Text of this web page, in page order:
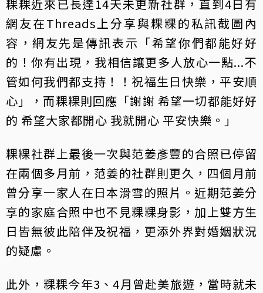
粿粿近來已長達14天未更新社群，直到4日有
網友在Threads上分享與粿粿的私訊截圖內
容，網友先是傳訊表示「希望你們都能好好
的！你有出現，我相信讓更多人放心一點...不
管如何我們都支持！！祝福生日快樂，平安順
心」，而粿粿則回應「謝謝 希望一切都能好好
的 希望大家都開心 我就開心 平安快樂。」
粿粿社群上最後一次與范姜彥豐的合照已停留
在兩個多月前，范姜的社群則更久，四個月前
曾分享一家人在日本滑雪的照片。近期范姜分
享的家庭合照中也不見粿粿身影，加上雙方生
日皆無彼此陪伴及祝福，更添外界對婚姻狀況
的疑慮。
此外，粿粿今年3、4月曾赴美旅遊，當時就未